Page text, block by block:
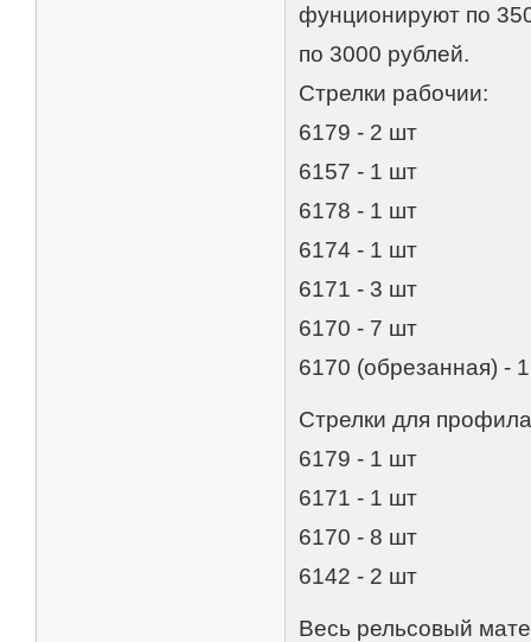
фунционируют по
по 3000 рублей.
Стрелки рабочии:
6179 - 2 шт
6157 - 1 шт
6178 - 1 шт
6174 - 1 шт
6171 - 3 шт
6170 - 7 шт
6170 (обрезанная) -
Стрелки для
6179 - 1 шт
6171 - 1 шт
6170 - 8 шт
6142 - 2 шт
Весь рельсовый